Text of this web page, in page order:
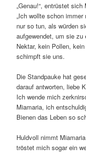
„Genau!“, entrüstet
„Ich wollte schon
nur so tun, als würden
aufgewendet, um sie
Nektar, kein Pollen,
schimpft sie uns.
Die Standpauke hat
darauf antworten, liebe
Ich wende mich
Miamaria, ich
Bienen das Leben so
Huldvoll nimmt
tröstet mich sogar ein